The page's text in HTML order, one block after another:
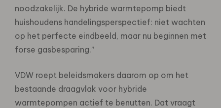
noodzakelijk. De hybride warmtepomp biedt
huishoudens handelingsperspectief: niet wachten
op het perfecte eindbeeld, maar nu beginnen met
forse gasbesparing.”
VDW roept beleidsmakers daarom op om het
bestaande draagvlak voor hybride
warmtepompen actief te benutten. Dat vraagt